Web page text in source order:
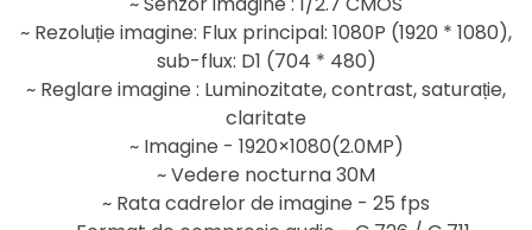
~ Rezoluție imagine: Flux principal: 1080P (1920 * 1080),
sub-flux: D1 (704 * 480)
~ Reglare imagine : Luminozitate, contrast, saturație,
claritate
~ Imagine - 1920×1080(2.0MP)
~ Vedere nocturna 30M
~ Rata cadrelor de imagine - 25 fps